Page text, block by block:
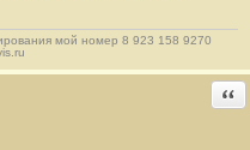
мой номер 8 923 158 9270